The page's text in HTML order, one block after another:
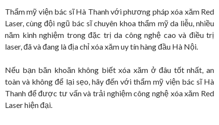
Thẩm mỹ viện bác sĩ Hà Thanh với phương pháp xóa xăm Red
Laser, cùng đội ngũ bác sĩ chuyên khoa thẩm mỹ da liễu, nhiều
năm kinh nghiệm trong đặc trị da công nghệ cao và điều trị
laser, đã và đang là địa chỉ xóa xăm uy tín hàng đầu Hà Nội.
Nếu bạn băn khoăn không biết xóa xăm ở đâu tốt nhất, an
toàn và không để lại sẹo, hãy đến với thẩm mỹ viện bác sĩ Hà
Thanh để được tư vấn và trải nghiệm công nghệ xóa xăm Red
Laser hiện đại.